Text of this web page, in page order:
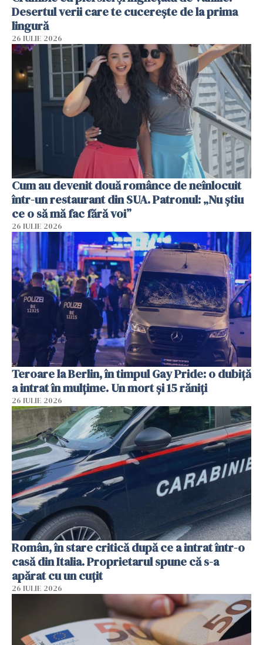
Desertul verii care te cucerește de la prima
lingură
26 IULIE 2026
Cum au devenit două românce de neînlocuit
într-un restaurant din SUA. Patronul: „Nu știu
ce o să mă fac fără voi”
26 IULIE 2026
Teroare la Berlin, în timpul Gay Pride: o dubiță
a intrat în mulțime. Un mort și 15 răniți
26 IULIE 2026
Român, în stare critică după ce a intrat într-o
casă din Italia. Proprietarul spune că s-a
apărat cu un cuțit
26 IULIE 2026